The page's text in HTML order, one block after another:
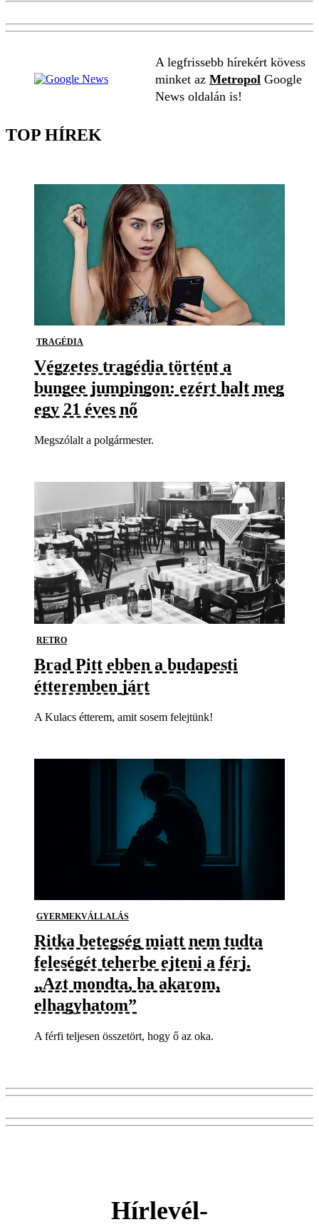
A legfrissebb hírekért kövess
minket az Metropol Google
News oldalán is!
TOP HÍREK
TRAGÉDIA
Végzetes tragédia történt a
bungee jumpingon: ezért halt meg
egy 21 éves nő
Megszólalt a polgármester.
RETRO
Brad Pitt ebben a budapesti
étteremben járt
A Kulacs étterem, amit sosem felejtünk!
GYERMEKVÁLLALÁS
Ritka betegség miatt nem tudta
feleségét teherbe ejteni a férj.
„Azt mondta, ha akarom,
elhagyhatom”
A férfi teljesen összetört, hogy ő az oka.
Hírlevél-